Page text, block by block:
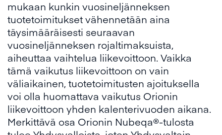
mukaan kunkin vuosineljänneksen
tuotetoimitukset vähennetään aina
täysimääräisesti seuraavan
vuosineljänneksen rojaltimaksuista,
aiheuttaa vaihtelua liikevoittoon. Vaikka
tämä vaikutus liikevoittoon on vain
väliaikainen, tuotetoimitusten ajoituksella
voi olla huomattava vaikutus Orionin
liikevoittoon yhden kalenterivuoden aikana.
Merkittävä osa Orionin Nubeqa®-tulosta